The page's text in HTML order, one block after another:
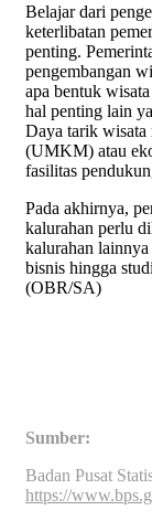
Belajar dari
keterlibatan
penting.
pengembangan
apa bentuk
hal penting lain
Daya tarik wisata
(UMKM) atau
fasilitas
Pada akhirnya,
kalurahan perlu
kalurahan
bisnis hingga
(OBR/SA)
Sumber:
Badan Pusat
https://